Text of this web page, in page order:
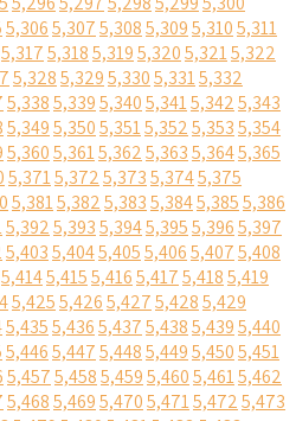
5,3065,3075,3085,3095,3105,311
5,3175,3185,3195,3205,3215,322
5,3285,3295,3305,3315,332
5,3385,3395,3405,3415,3425,343
5,3495,3505,3515,3525,3535,354
5,3605,3615,3625,3635,3645,365
5,3715,3725,3735,3745,375
5,3815,3825,3835,3845,3855,386
5,3925,3935,3945,3955,3965,397
5,4035,4045,4055,4065,4075,408
5,4145,4155,4165,4175,4185,419
5,4255,4265,4275,4285,429
5,4355,4365,4375,4385,4395,440
5,4465,4475,4485,4495,4505,451
5,4575,4585,4595,4605,4615,462
5,4685,4695,4705,4715,4725,473